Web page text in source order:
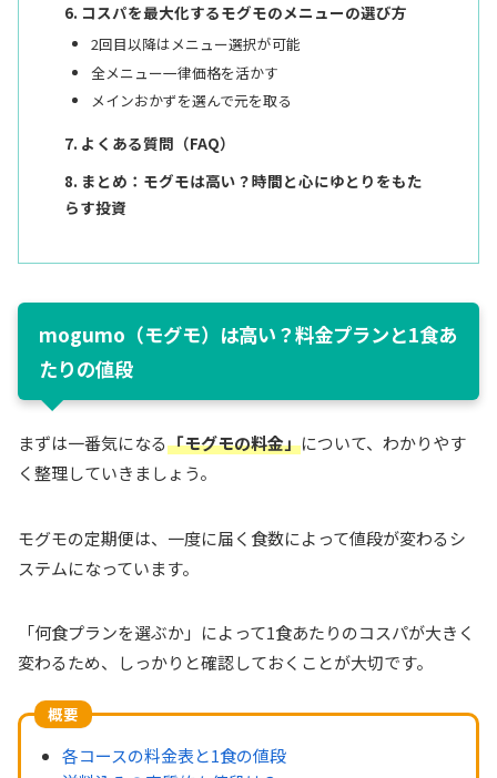
コスパを最大化するモグモのメニューの選び方
2回目以降はメニュー選択が可能
全メニュー一律価格を活かす
メインおかずを選んで元を取る
よくある質問（FAQ）
まとめ：モグモは高い？時間と心にゆとりをもた
らす投資
mogumo（モグモ）は高い？料金プランと1食あ
たりの値段
まずは一番気になる「モグモの料金」について、わかりやす
く整理していきましょう。
モグモの定期便は、一度に届く食数によって値段が変わるシ
ステムになっています。
「何食プランを選ぶか」によって1食あたりのコスパが大きく
変わるため、しっかりと確認しておくことが大切です。
概要
各コースの料金表と1食の値段